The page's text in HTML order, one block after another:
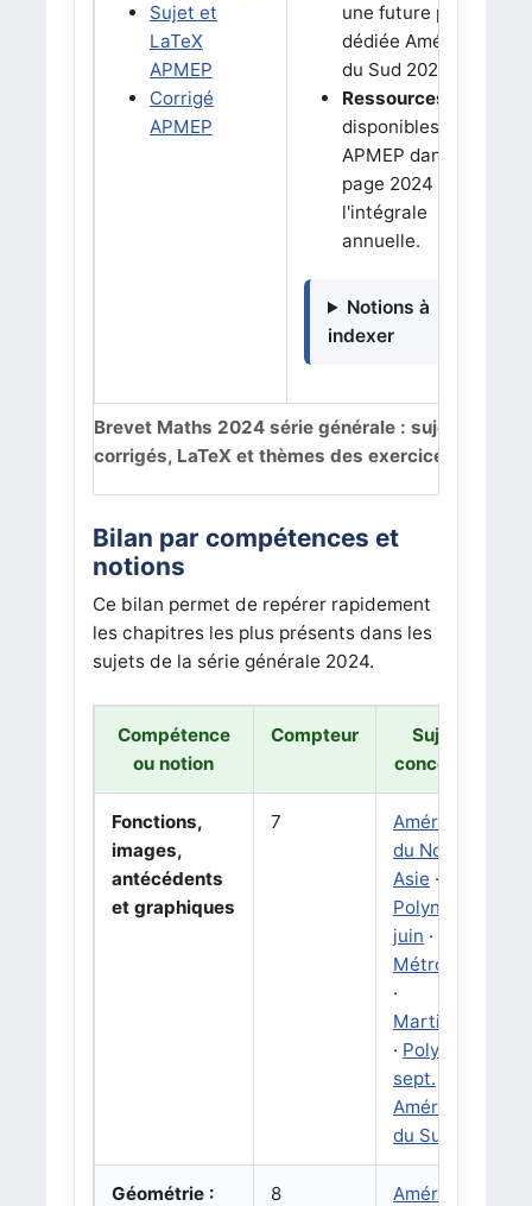
Brevet Maths 2024 série générale : sujets,
corrigés, LaTeX et thèmes des exercices
Sujet et
LaTeX
APMEP
Corrigé
APMEP
une future page
dédiée Amérique
du Sud 2024.
Ressources :
disponibles sur
APMEP dans la
page 2024 et
l'intégrale
annuelle.
Notions à
indexer
Bilan par compétences et
notions
Ce bilan permet de repérer rapidement
les chapitres les plus présents dans les
sujets de la série générale 2024.
Compétence
ou notion
Compteur
Sujets
concernés
Fonctions,
images,
antécédents
et graphiques
7
Amérique
du Nord
Asie ·
Polynésie
juin ·
Métropole
·
Martinique
· Polynésie
sept.
Amérique
du Sud
Géométrie : 8 Amérique